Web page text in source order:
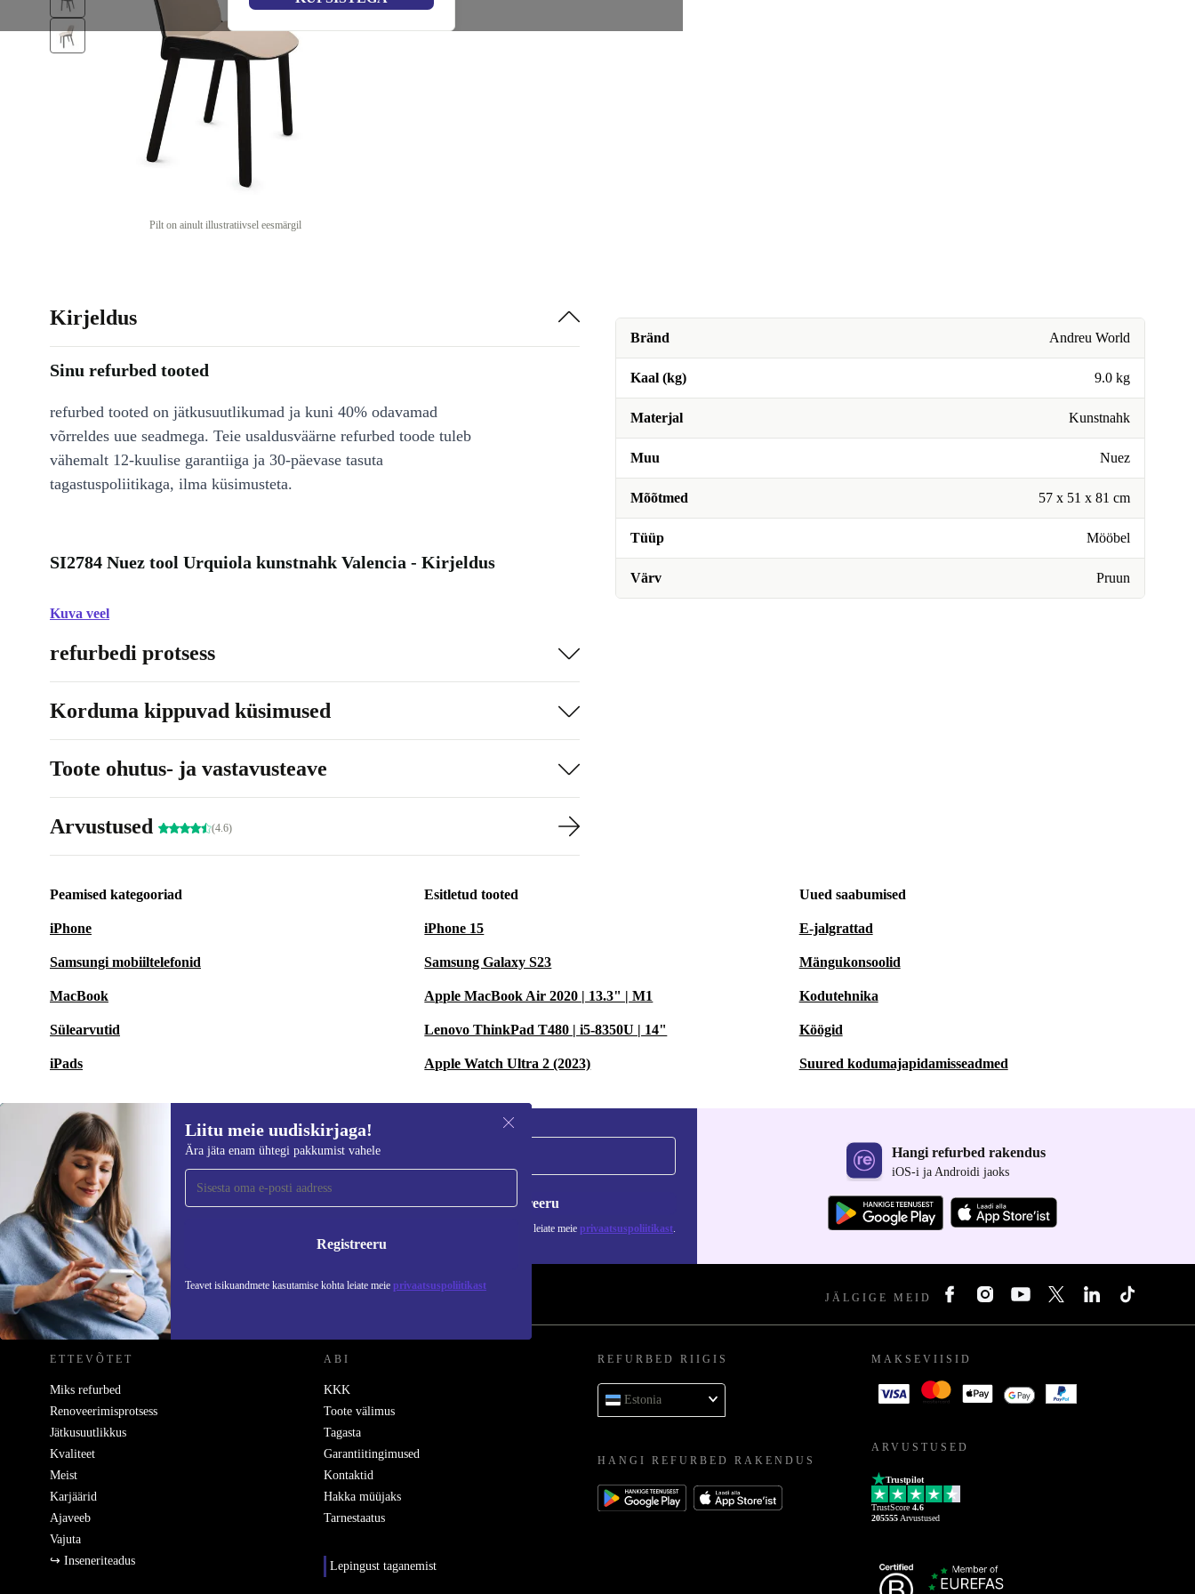
Pilt on ainult illustratiivsel eesmärgil
Bränd Andreu World
Kaal (kg) 9.0 kg
Materjal Kunstnahk
Muu Nuez
Mõõtmed 57 x 51 x 81 cm
Tüüp Mööbel
Värv Pruun
Kirjeldus
Sinu refurbed tooted
refurbed tooted on jätkusuutlikumad ja kuni 40% odavamad
võrreldes uue seadmega. Teie usaldusväärne refurbed toode tuleb
vähemalt 12-kuulise garantiiga ja 30-päevase tasuta
tagastuspoliitikaga, ilma küsimusteta.
SI2784 Nuez tool Urquiola kunstnahk Valencia - Kirjeldus
Kuva veel
refurbedi protsess
Korduma kippuvad küsimused
Toote ohutus- ja vastavusteave
Arvustused (4.6)
Peamised kategooriad
iPhone
Samsungi mobiiltelefonid
MacBook
Sülearvutid
iPads
Esitletud tooted
iPhone 15
Samsung Galaxy S23
Apple MacBook Air 2020 | 13.3" | M1
Lenovo ThinkPad T480 | i5-8350U | 14"
Apple Watch Ultra 2 (2023)
Uued saabumised
E-jalgrattad
Mängukonsoolid
Kodutehnika
Köögid
Suured kodumajapidamisseadmed
Liitu meie uudiskirjaga!
Ära jäta enam ühtegi pakkumist vahele
Registreeru
Teavet isikuandmete kasutamise kohta leiate meie privaatsuspoliitikast
Liitu meie uudiskirjaga!
Ära jäta enam ühtegi pakkumist vahele. Registreeru
Teavet isikuandmete kasutamise kohta leiate meie privaatsuspoliitikast.
Hangi refurbed rakendus
iOS-i ja Androidi jaoks
REFURBED EESTI - RETHINK NEW. JÄLGIGE MEID
ETTEVÕTET
Miks refurbed
Renoveerimisprotsess
Jätkusuutlikkus
Kvaliteet
Meist
Karjäärid
Ajaveeb
Vajuta
↪ Inseneriteadus
ABI
KKK
Toote välimus
Tagasta
Garantiitingimused
Kontaktid
Hakka müüjaks
Tarnestaatus
Lepingust taganemist
REFURBED RIIGIS
Estonia
HANGI REFURBED RAKENDUS
MAKSEVIISID
ARVUSTUSED
Trustpilot
TrustScore 4.6
205555 Arvustused